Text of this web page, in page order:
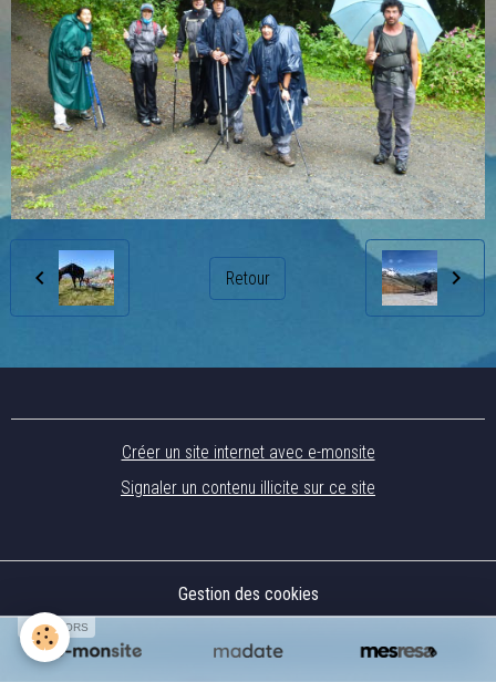
Retour
Créer un site internet avec e-monsite
Signaler un contenu illicite sur ce site
Gestion des cookies
SPONSORS